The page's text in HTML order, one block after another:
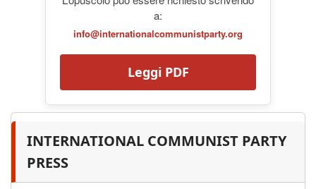
a:
info@internationalcommunistparty.org
Leggi PDF
INTERNATIONAL COMMUNIST PARTY
PRESS